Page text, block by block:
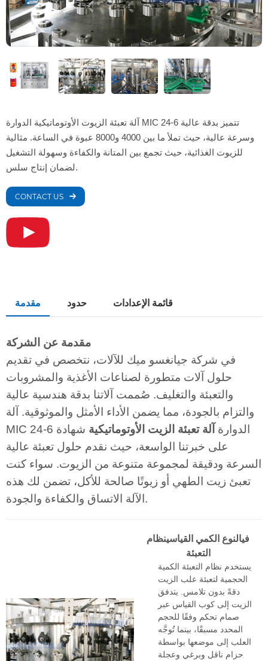
آلة تعبئة الزيوت الأوتوماتيكية الدوارة MIC 24-6 تتميز بدقة عالية
وسرعة عالية، حيث تملأ ما بين 4000 و8000 عبوة في الساعة. مثالية
للزيوت الغذائية، حيث تجمع بين المتانة والكفاءة وسهولة التشغيل
لضمان إنتاج سلس.
CONTACT US
مقدمة حدود قائمة الإعدادات
مقدمة عن الشركة
في شركة جيانغسو ميك للآلات، نتخصص في تقديم
حلول آلات متطورة لصناعات الأغذية والمشروبات
والتعبئة والتغليف. صُممت آلاتنا بدقة هندسية عالية
والتزام بالجودة، مما يضمن الأداء الأمثل والموثوقية. آلة
MIC 24-6 الدوارة آلة تعبئة الزيت الأوتوماتيكية شهادة
على خبرتنا الواسعة، حيث نقدم حلول تعبئة عالية
السرعة ودقيقة لمجموعة متنوعة من الزيوت. سواء كنت
تعبئ زيت الطهي أو زيوتًا صالحة للأكل، تضمن لك هذه
الآلة الاتساق والكفاءة والجودة.
فيالنوع الكمي القياسينظام
التعبئة
يستخدم نظام التعبئة الكمية
الحجمية لتعبئة علب الزيت
دقةً بدون تلامس. يتدفق
الزيت إلى كوب القياس عبر
صمام تحكم وفقًا للحجم
المحدد مسبقًا، بينما تُوجَّه
العلب إلى موضعها بواسطة
حزام ناقل وبرغي وعجلة